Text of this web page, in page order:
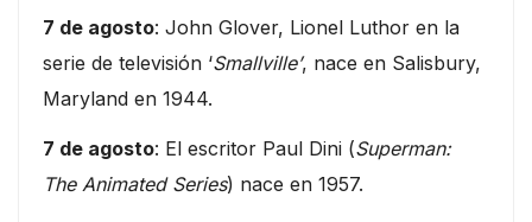
7 de agosto: John Glover, Lionel Luthor en la
serie de televisión ‘Smallville’, nace en Salisbury,
Maryland en 1944.
7 de agosto: El escritor Paul Dini (Superman:
The Animated Series) nace en 1957.